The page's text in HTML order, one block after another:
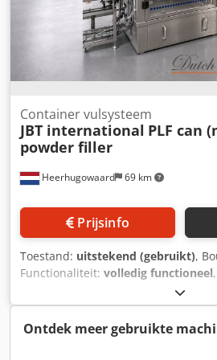
Heerhugowaard 69 km
Container vulsysteem
JBT international PLF can
powder filler
Prijsinfo
Toestand: uitstekend (gebruikt),
Functionaliteit: volledig functioneel
Cedpfszlhy Hsx Amyoha with 2
Ontdek meer gebruikte